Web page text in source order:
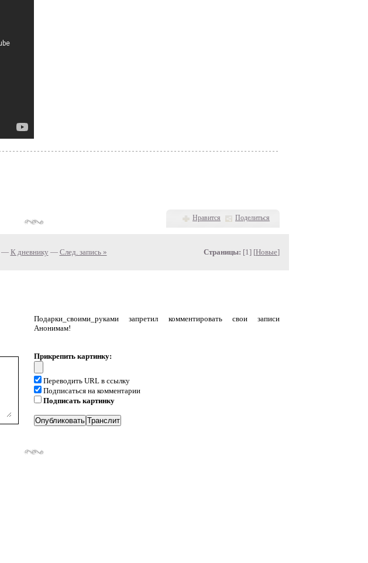
Нравится Поделиться
К дневнику — След. запись » Страницы: [1] [Новые]
Подарки_своими_руками запретил комментировать свои записи
Анонимам!
Прикрепить картинку:
Переводить URL в ссылку
Подписаться на комментарии
Подписать картинку